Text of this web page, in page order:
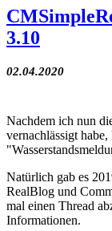
3.10
02.04.2020
Nachdem ich nun
vernachlässigt
Natürlich gab es
RealBlog und
mal einen Thread
Informationen.